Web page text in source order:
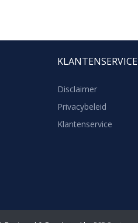
KLANTENSERVICE
Disclaimer
Privacybeleid
Klantenservice